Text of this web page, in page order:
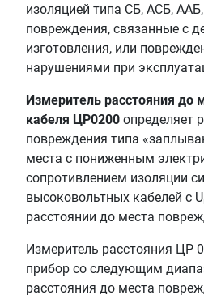
изоляцией типа СБ, АСБ,
повреждения, связанные с
изготовления, или
нарушениями при
Измеритель расстояния до
кабеля ЦР0200 определяет
повреждения типа
места с пониженным
сопротивлением изоляции
высоковольтных кабелей с U
расстоянии до места
Измеритель расстояния ЦР
прибор со следующим
расстояния до места